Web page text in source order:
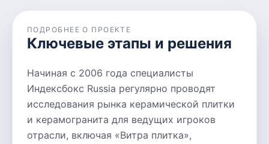
ПОДРОБНЕЕ О ПРОЕКТЕ
Ключевые этапы и решения
Начиная с 2006 года специалисты
Индексбокс Russia регулярно проводят
исследования рынка керамической плитки
и керамогранита для ведущих игроков
отрасли, включая «Витра плитка»,